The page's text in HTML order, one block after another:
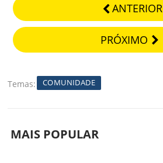
ANTERIOR
PRÓXIMO
Temas COMUNIDADE
MAIS POPULAR